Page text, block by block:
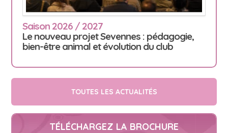
Saison 2026 / 2027
Le nouveau projet Sevennes : pédagogie,
bien-être animal et évolution du club
TOUTES LES ACTUALITÉS
TÉLÉCHARGEZ LA BROCHURE